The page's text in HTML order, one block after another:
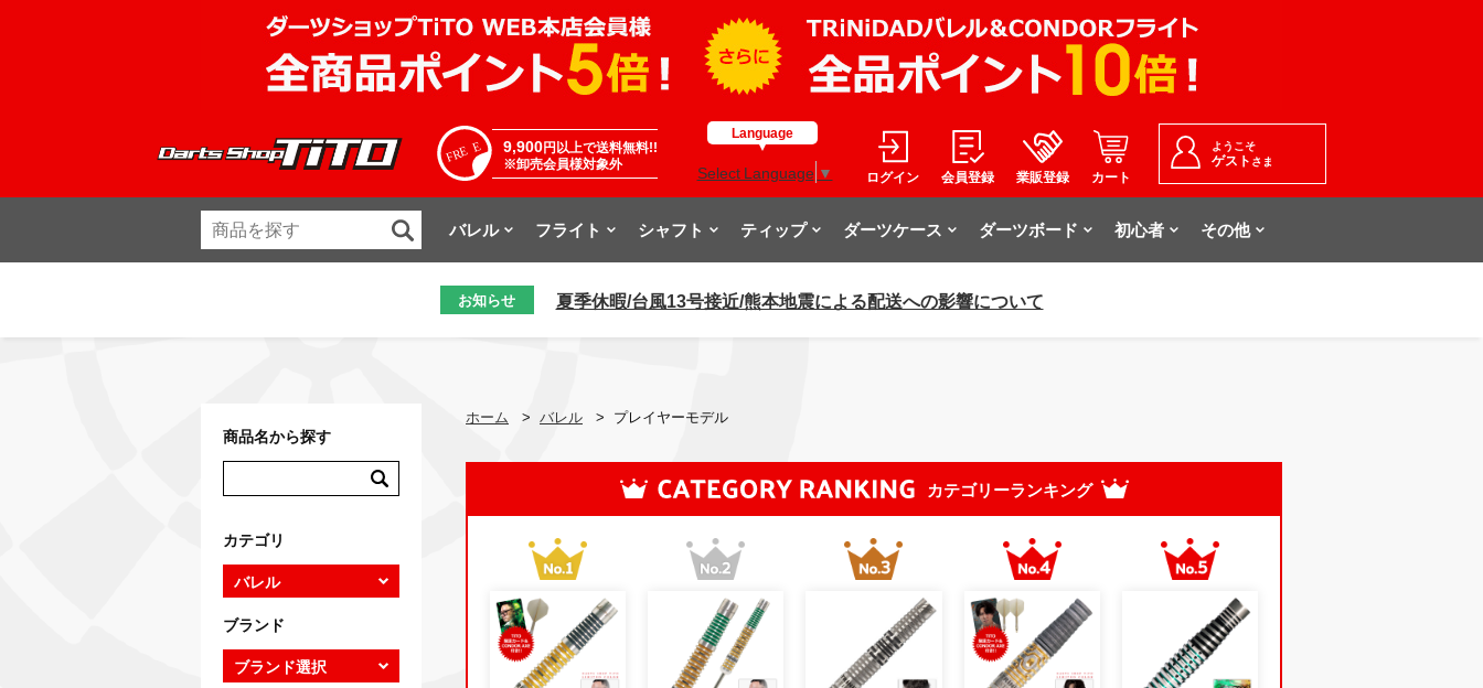
9,900円以上で送料無料!!
※卸売会員様対象外
Language
Select Language ▼ ログイン 会員登録 業販登録 カート
ようこそ
ゲスト さま
バレル フライト シャフト ティップ ダーツケース ダーツボード 初心者 その他
お知らせ 夏季休暇/台風13号接近/熊本地震による配送への影響について
ホーム > バレル > プレイヤーモデル
カテゴリーランキング
商品名から探す
カテゴリ
ブランド